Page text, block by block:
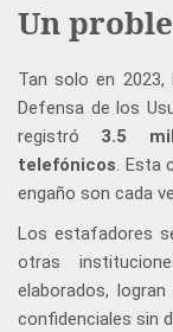
Un
Tan solo en
Defensa de los
registró 3.5
telefónicos. Esta
engaño son cada
Los estafadores
otras
elaborados,
confidenciales sin